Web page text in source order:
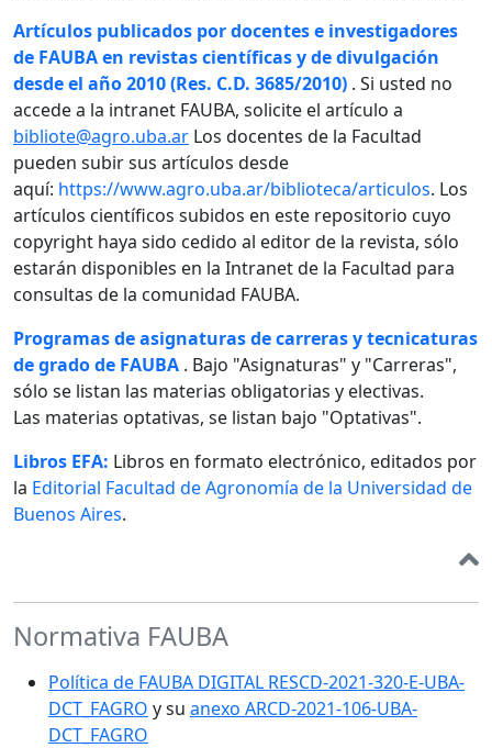
Artículos publicados por docentes e investigadores
de FAUBA en revistas científicas y de divulgación
desde el año 2010 (Res. C.D. 3685/2010) . Si usted no
accede a la intranet FAUBA, solicite el artículo a
bibliote@agro.uba.ar Los docentes de la Facultad
pueden subir sus artículos desde
aquí: https://www.agro.uba.ar/biblioteca/articulos. Los
artículos científicos subidos en este repositorio cuyo
copyright haya sido cedido al editor de la revista, sólo
estarán disponibles en la Intranet de la Facultad para
consultas de la comunidad FAUBA.
Programas de asignaturas de carreras y tecnicaturas
de grado de FAUBA . Bajo "Asignaturas" y "Carreras",
sólo se listan las materias obligatorias y electivas.
Las materias optativas, se listan bajo "Optativas".
Libros EFA: Libros en formato electrónico, editados por
la Editorial Facultad de Agronomía de la Universidad de
Buenos Aires.
Normativa FAUBA
Política de FAUBA DIGITAL RESCD-2021-320-E-UBA-
DCT_FAGRO y su anexo ARCD-2021-106-UBA-
DCT_FAGRO